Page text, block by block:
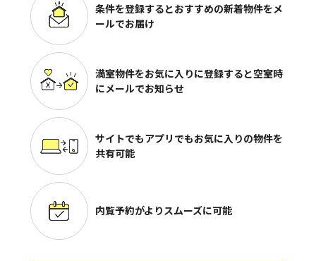
条件を登録するとおすすめの新着物件をメ
ールでお届け
満室物件をお気に入りに登録すると空室時
にメールでお知らせ
サイトでもアプリでもお気に入りの物件を
共有可能
内覧予約がよりスムーズに可能